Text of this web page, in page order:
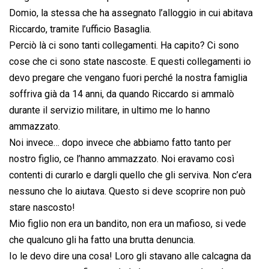
Domio, la stessa che ha assegnato l’alloggio in cui abitava
Riccardo, tramite l’ufficio Basaglia.
Perciò là ci sono tanti collegamenti. Ha capito? Ci sono
cose che ci sono state nascoste. E questi collegamenti io
devo pregare che vengano fuori perché la nostra famiglia
soffriva già da 14 anni, da quando Riccardo si ammalò
durante il servizio militare, in ultimo me lo hanno
ammazzato.
Noi invece… dopo invece che abbiamo fatto tanto per
nostro figlio, ce l’hanno ammazzato. Noi eravamo così
contenti di curarlo e dargli quello che gli serviva. Non c’era
nessuno che lo aiutava. Questo si deve scoprire non può
stare nascosto!
Mio figlio non era un bandito, non era un mafioso, si vede
che qualcuno gli ha fatto una brutta denuncia.
Io le devo dire una cosa! Loro gli stavano alle calcagna da